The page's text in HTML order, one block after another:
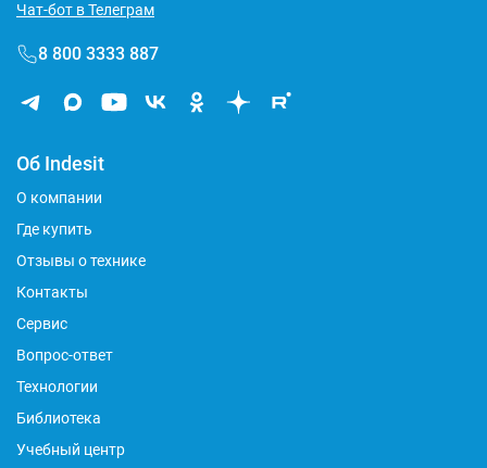
Чат-бот в Телеграм
8 800 3333 887
Об Indesit
О компании
Где купить
Отзывы о технике
Контакты
Сервис
Вопрос-ответ
Технологии
Библиотека
Учебный центр